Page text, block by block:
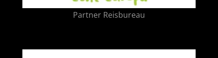
Partner Reisbureau